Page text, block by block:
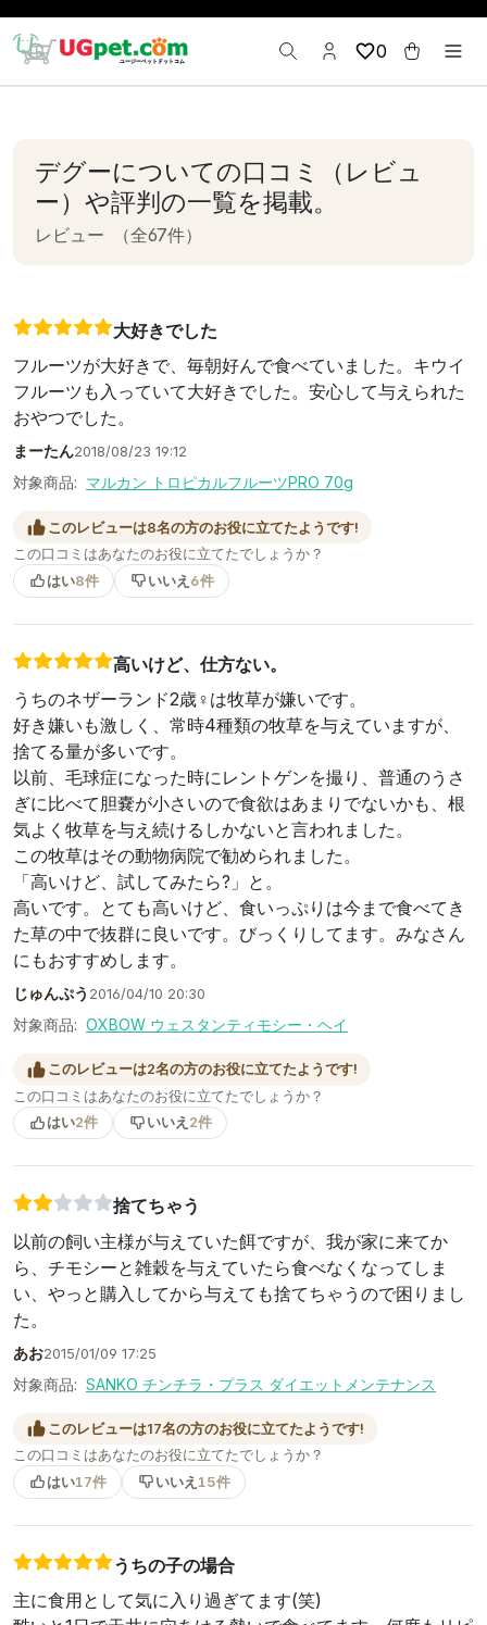
0
デグーについての口コミ（レビュ
ー）や評判の一覧を掲載。
レビュー （全67件）
大好きでした
フルーツが大好きで、毎朝好んで食べていました。キウイ
フルーツも入っていて大好きでした。安心して与えられた
おやつでした。
まーたん2018/08/23 19:12
対象商品: マルカン トロピカルフルーツPRO 70g
このレビューは8名の方のお役に立てたようです!
この口コミはあなたのお役に立てたでしょうか？
はい8件 いいえ 6件
高いけど、仕方ない。
うちのネザーランド2歳♀は牧草が嫌いです。
好き嫌いも激しく、常時4種類の牧草を与えていますが、
捨てる量が多いです。
以前、毛球症になった時にレントゲンを撮り、普通のうさ
ぎに比べて胆嚢が小さいので食欲はあまりでないかも、根
気よく牧草を与え続けるしかないと言われました。
この牧草はその動物病院で勧められました。
「高いけど、試してみたら?」と。
高いです。とても高いけど、食いっぷりは今まで食べてき
た草の中で抜群に良いです。びっくりしてます。みなさん
にもおすすめします。
じゅんぷう 2016/04/10 20:30
対象商品: OXBOW ウェスタンティモシー・ヘイ
このレビューは2名の方のお役に立てたようです!
この口コミはあなたのお役に立てたでしょうか？
はい2件 いいえ 2件
捨てちゃう
以前の飼い主様が与えていた餌ですが、我が家に来てか
ら、チモシーと雑穀を与えていたら食べなくなってしま
い、やっと購入してから与えても捨てちゃうので困りまし
た。
あお2015/01/09 17:25
対象商品: SANKO チンチラ・プラス ダイエットメンテナンス
このレビューは17名の方のお役に立てたようです!
この口コミはあなたのお役に立てたでしょうか？
はい17件 いいえ 15件
うちの子の場合
主に食用として気に入り過ぎてます(笑)